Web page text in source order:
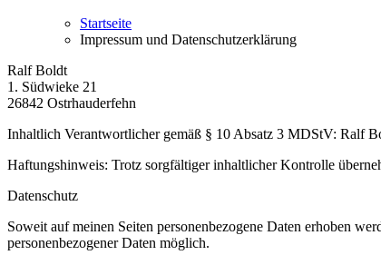
Startseite
Impressum und Datenschutzerklärung
Ralf Boldt
1. Südwieke 21
26842 Ostrhauderfehn
Inhaltlich Verantwortlicher gemäß § 10 Absatz 3 MDStV: Ralf
Haftungshinweis: Trotz sorgfältiger inhaltlicher Kontrolle
Datenschutz
Soweit auf meinen Seiten personenbezogene Daten erhoben
personenbezogener Daten möglich.